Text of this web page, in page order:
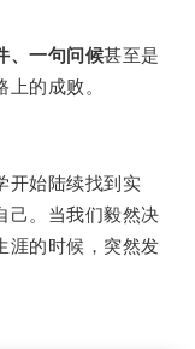
、一句问候甚至是
的成败。
开始陆续找到实
己。当我们毅然决
涯的时候，突然发